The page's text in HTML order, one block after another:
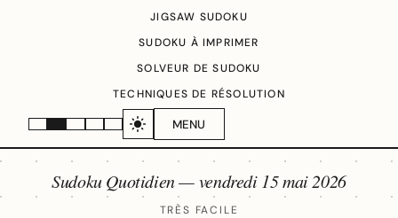
MENU
JIGSAW SUDOKU
SUDOKU À IMPRIMER
SOLVEUR DE SUDOKU
TECHNIQUES DE RÉSOLUTION
Sudoku Quotidien —vendredi 15 mai 2026
TRÈS FACILE